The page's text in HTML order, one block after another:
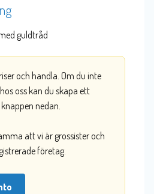
guldtråd
och handla. Om du inte
oss kan du skapa ett
nedan.
att vi är grossister och
företag.